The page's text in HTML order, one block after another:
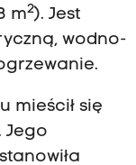
m2). Jest
wodno-
mieścił się
Jego